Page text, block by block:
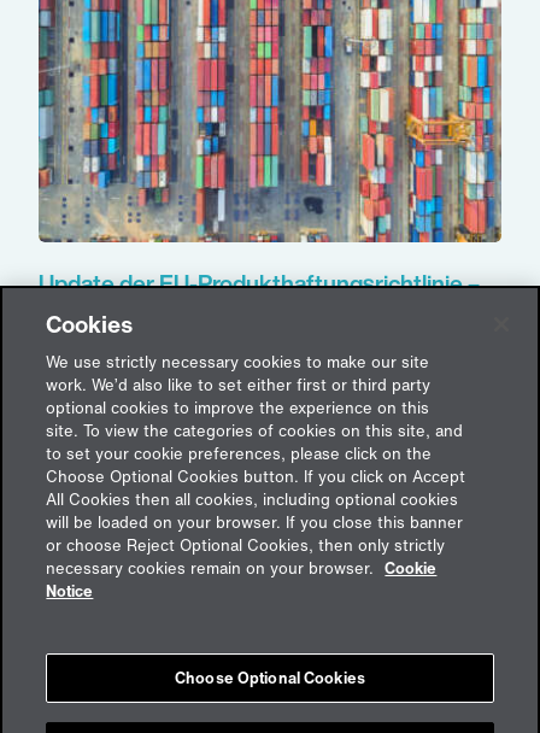
Update der EU-Produkthaftungsrichtlinie –
die Produkthaftpflichtversicherung bleibt
eine wichtige Säule der Risikoabsicherung
für Unternehmen
8. Juli 2025
Feedback
Impressum
Datenschutz
Cookies
We use strictly necessary cookies to make our site
work. We’d also like to set either first or third party
optional cookies to improve the experience on this
site. To view the categories of cookies on this site, and
to set your cookie preferences, please click on the
Choose Optional Cookies button. If you click on Accept
All Cookies then all cookies, including optional cookies
will be loaded on your browser. If you close this banner
or choose Reject Optional Cookies, then only strictly
necessary cookies remain on your browser. Cookie
Notice
Choose Optional Cookies